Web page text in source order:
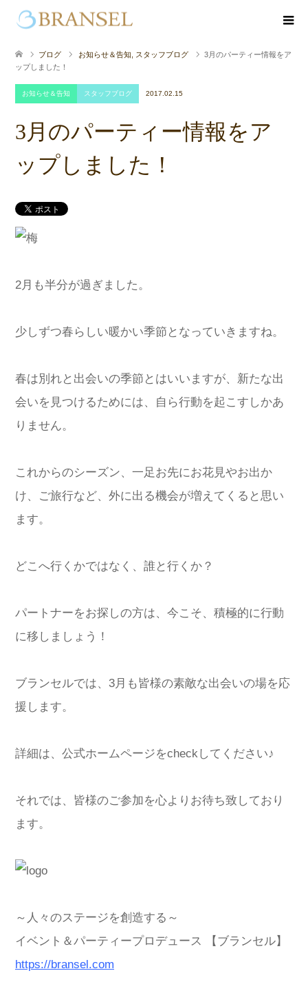
ブログ お知らせ＆告知 スタッフブログ
3月のパーティー情報をア
ップしました！
お知らせ＆告知 スタッフブログ 2017.02.15
3月のパーティー情報をア
ップしました！
2月も半分が過ぎました。
少しずつ春らしい暖かい季節となっていきますね。
春は別れと出会いの季節とはいいますが、新たな出
会いを見つけるためには、自ら行動を起こすしかあ
りません。
これからのシーズン、一足お先にお花見やお出か
け、ご旅行など、外に出る機会が増えてくると思い
ます。
どこへ行くかではなく、誰と行くか？
パートナーをお探しの方は、今こそ、積極的に行動
に移しましょう！
ブランセルでは、3月も皆様の素敵な出会いの場を応
援します。
詳細は、公式ホームページをcheckしてください♪
それでは、皆様のご参加を心よりお待ち致しており
ます。
～人々のステージを創造する～
イベント＆パーティープロデュース 【ブランセル】
https://bransel.com